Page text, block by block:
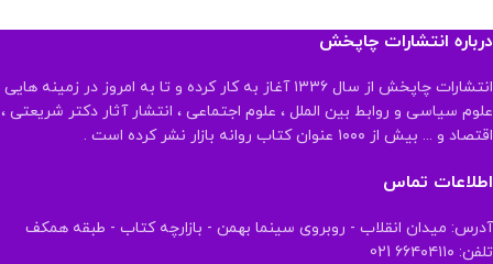
درباره انتشارات چاپخش
انتشارات چاپخش از سال ۱۳۳۶ آغاز به کار کرده و تا به امروز در زمینه هایی
علوم سیاسی و روابط بین الملل ، علوم اجتماعی ، انتشار آثار دکتر شریعتی ،
اقتصاد و ... بیش از ۱۰۰۰ عنوان کتاب روانه بازار نشر کرده است .
اطلاعات تماس
آدرس: میدان انقلاب - روبروی سینما بهمن - بازارچه کتاب - طبقه همکف
تلفن: ۶۶۴۰۴۱۱۰ 021